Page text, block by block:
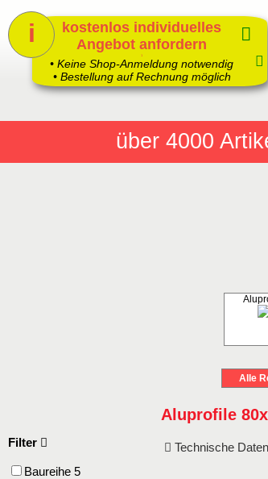
über 4000
Alle
Aluprofile
Technische
Filter
Baureihe 5
kostenlos individuelles
Angebot anfordern
1
• Keine Shop-Anmeldung notwendig
• Bestellung auf Rechnung möglich
i